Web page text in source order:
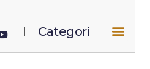
Categori